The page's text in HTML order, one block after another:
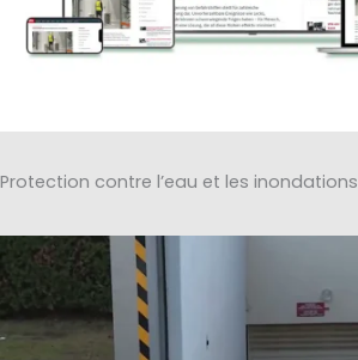
Protection contre l’eau et les inondations